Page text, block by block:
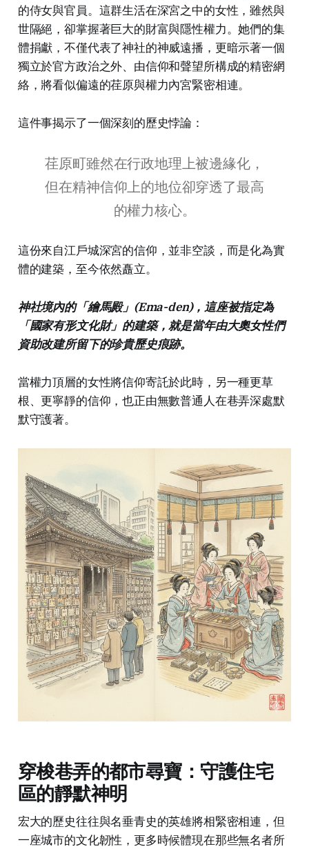
的侍女與官員。這群生活在深宮之中的女性，雖然與
世隔絕，卻掌握著巨大的財富與隱性權力。她們的集
體捐獻，不僅代表了神社的神威遠播，更暗示著一個
獨立於官方政治之外、由信仰和聲望所構成的精密網
絡，將看似偏遠的荏原與權力內宮緊密相連。
這件事揭示了一個深刻的歷史悖論：
荏原町雖然在行政地理上被邊緣化，
但在精神信仰上的地位卻穿透了最高
的權力核心。
這份來自江戶城深宮的信仰，並非空談，而是化為實
體的建築，至今依然矗立。
神社境內的「繪馬殿」(Ema-den)，這座被指定為
「國家有形文化財」的建築，就是當年由大奧女性們
資助改建所留下的珍貴歷史痕跡。
當權力頂層的女性將信仰寄託於此時，另一種更草
根、更寧靜的信仰，也正由無數普通人在巷弄深處默
默守護著。
穿梭巷弄的都市尋寶：守護住宅
區的靜默神明
宏大的歷史往往與名垂青史的英雄將相緊密相連，但
一座城市的文化韌性，更多時候體現在那些無名者所